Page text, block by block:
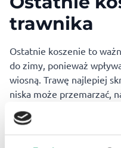
trawnika
Ostatnie koszenie to
do zimy, ponieważ
wiosną. Trawę najlepiej
niska może przemarzać,
zatrzymuje wilgoć i
koszeniu warto